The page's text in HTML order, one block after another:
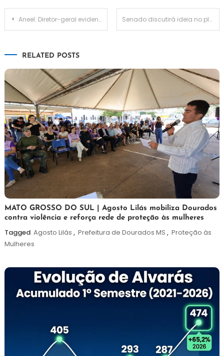
Navegação
Aneel: Diretor-geral evidencia papel de Itaipu na integração regional e descarbonização Senado discutirá ideia no plenário, depois de reações ao PL da Câmara sobre aborto
RELATED POSTS
5
de
agosto
de
Maurilio
MATO GROSSO DO SUL | Agosto Lilás mobiliza Dourados
contra violência e reforça rede de proteção às mulheres
Tagged Agosto Lilás , Prefeitura de Dourados MS , Proteção às
Mulheres